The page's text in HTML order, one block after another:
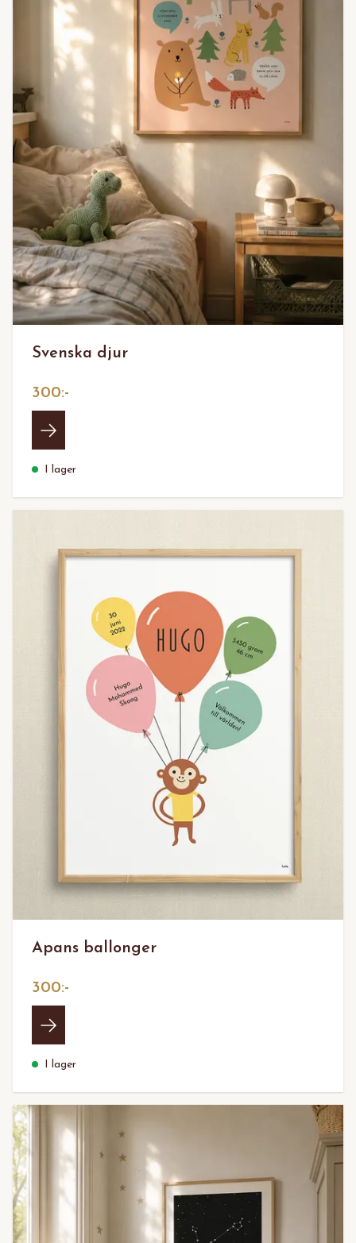
Svenska djur
300:-
I lager
Apans ballonger
300:-
I lager